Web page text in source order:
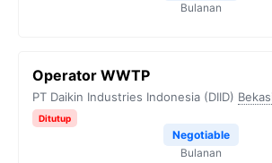
Bulanan
Operator WWTP
PT Daikin Industries Indonesia (DIID) Bekasi
Ditutup
Negotiable
Bulanan